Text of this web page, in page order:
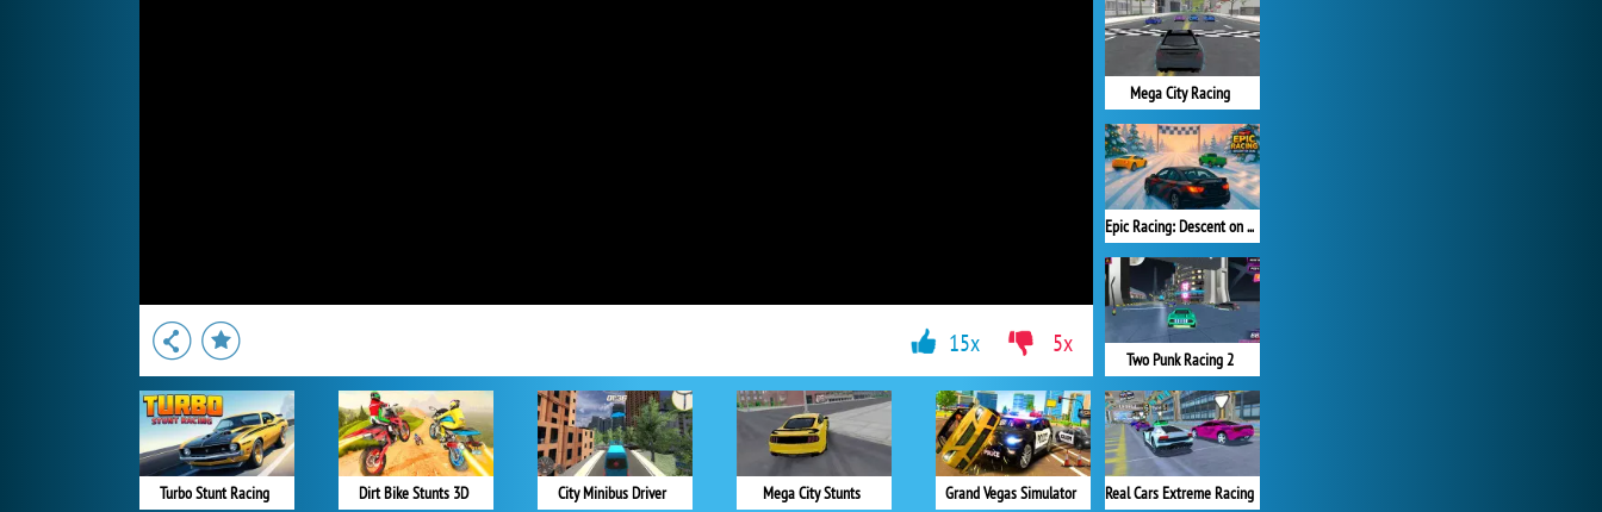
Mega City Racing
Epic Racing: Descent on Cars
Two Punk Racing 2
Real Cars Extreme Racing
Turbo Stunt Racing Dirt Bike Stunts 3D City Minibus Driver Mega City Stunts Grand Vegas Simulator
15x 5x